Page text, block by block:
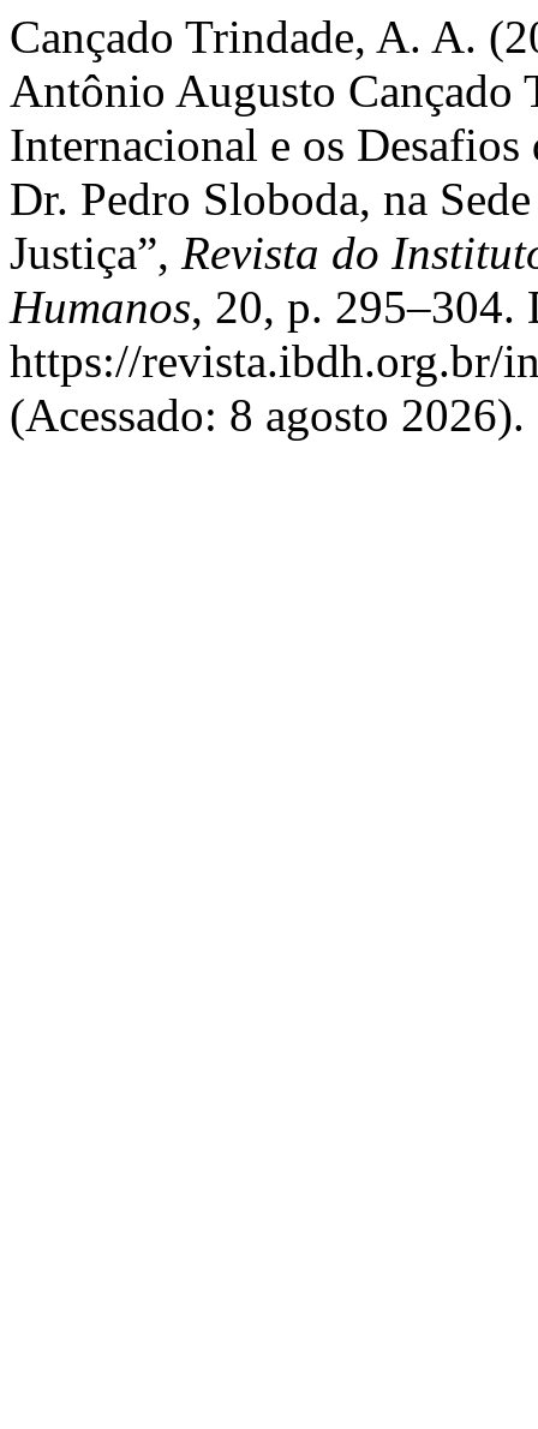
Cançado Trindade, A. A.
Antônio Augusto Cançado
Internacional e os
Dr. Pedro Sloboda, na
Justiça”, Revista do
Humanos, 20, p. 295–304.
https://revista.ibdh.org.br/
(Acessado: 8 agosto 2026).